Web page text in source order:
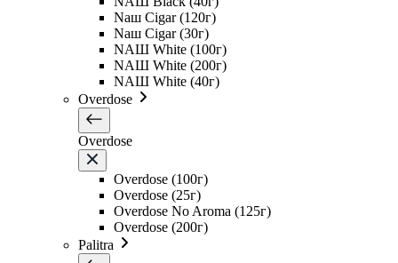
Naш Cigar (120г)
Naш Cigar (30г)
NAШ White (100г)
NAШ White (200г)
NAШ White (40г)
Overdose
Overdose
Overdose (100г)
Overdose (25г)
Overdose No Aroma (125г)
Overdose (200г)
Palitra